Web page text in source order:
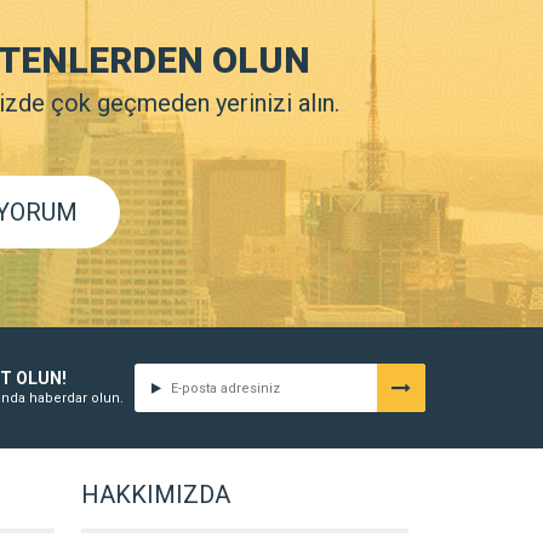
OLUN
çok geçmeden yerinizi alın.
OLUN!
haberdar olun.
HAKKIMIZDA